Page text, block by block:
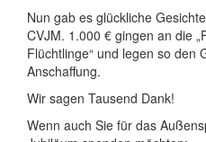
Nun gab es glückliche
CVJM. 1.000 € gingen an die
Flüchtlinge“ und legen so den
Anschaffung.
Wir sagen Tausend Dank!
Wenn auch Sie für das